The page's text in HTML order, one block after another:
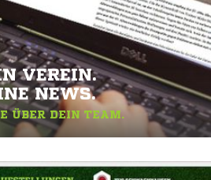
VEREIN.
NEWS.
ÜBER DEIN TEAM.